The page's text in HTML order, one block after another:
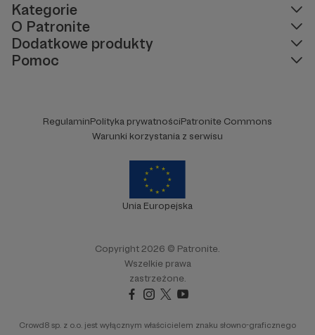
Niezależni Autorzy komiksów są na Patronite! Chcesz promować
sztukę, pomagając w rozwoju twórczości ulubionego artysty?
Wejdź na jego profil, zobacz szczegółowe informacje o nim i
zacznij go wspierać bez dodatkowych ograniczeń. Dołącz do
grona Patronów
Kategorie
O Patronite
Dodatkowe produkty
Pomoc
RegulaminPolityka prywatnościPatronite Commons
Warunki korzystania z serwisu
Unia Europejska
Copyright 2026 © Patronite.
Wszelkie prawa
zastrzeżone.
Crowd8 sp. z o.o. jest wyłącznym właścicielem znaku słowno-graficznego